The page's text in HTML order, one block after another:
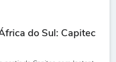
do Sul: Capitec